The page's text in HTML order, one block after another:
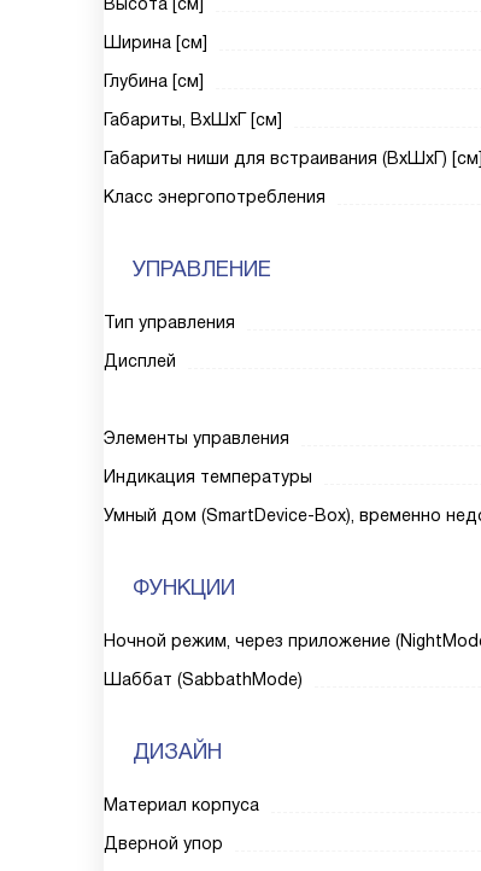
Ширина [см]
Глубина [см]
Габариты, ВxШxГ [см]
Габариты ниши для встраивания (ВxШxГ) [см]
Класс энергопотребления
УПРАВЛЕНИЕ
Тип управления
Дисплей
Элементы управления
Индикация температуры
Умный дом (SmartDevice-Box), временно
ФУНКЦИИ
Ночной режим, через приложение
Шаббат (SabbathMode)
ДИЗАЙН
Материал корпуса
Дверной упор